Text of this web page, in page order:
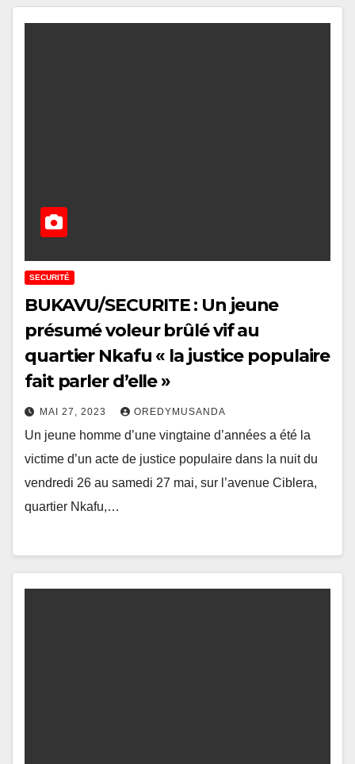
SECURITÉ
BUKAVU/SECURITE : Un jeune
présumé voleur brûlé vif au
quartier Nkafu « la justice populaire
fait parler d’elle »
MAI 27, 2023 OREDYMUSANDA
Un jeune homme d’une vingtaine d’années a été la
victime d’un acte de justice populaire dans la nuit du
vendredi 26 au samedi 27 mai, sur l’avenue Ciblera,
quartier Nkafu,…